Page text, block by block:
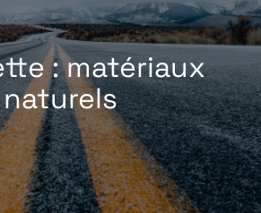
:matériaux
naturels